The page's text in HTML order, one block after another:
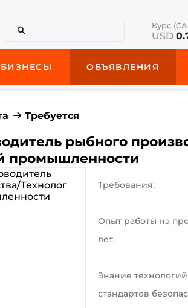
Курс
USD
БИЗНЕСЫ ОБЪЯВЛЕНИЯ
Требуется
рыбного
промышленности
Требования:
Опыт работы на
лет.
Знание
стандартов